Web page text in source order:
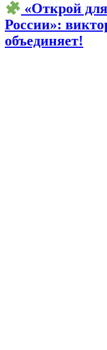
«Открой
России»:
объединяет!